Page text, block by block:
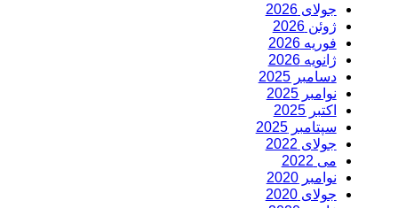
جولای 2026
ژوئن 2026
فوریه 2026
ژانویه 2026
دسامبر 2025
نوامبر 2025
اکتبر 2025
سپتامبر 2025
جولای 2022
می 2022
نوامبر 2020
جولای 2020